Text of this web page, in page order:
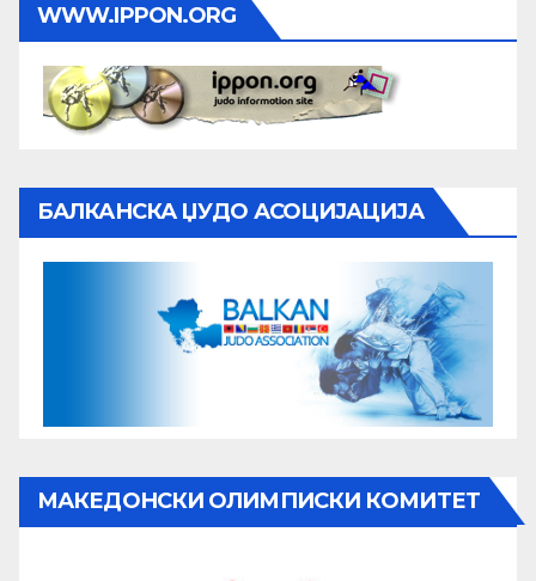
WWW.IPPON.ORG
БАЛКАНСКА ЏУДО АСОЦИЈАЦИЈА
МАКЕДОНСКИ ОЛИМПИСКИ КОМИТЕТ